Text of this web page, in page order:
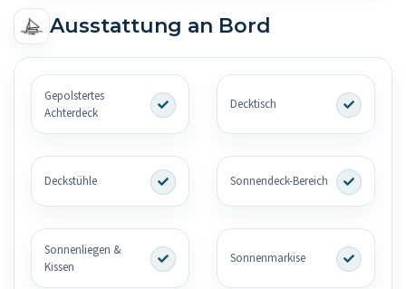
Ausstattung an Bord
Gepolstertes
Achterdeck
Decktisch
Deckstühle Sonnendeck-Bereich
Sonnenliegen &
Kissen
Sonnenmarkise